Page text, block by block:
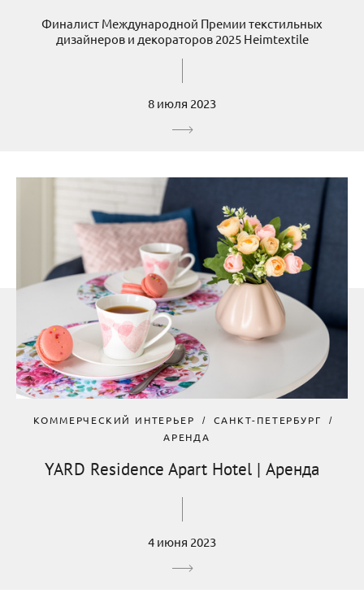
Финалист Международной Премии текстильных
дизайнеров и декораторов 2025 Heimtextile
8 июля 2023
КОММЕРЧЕСКИЙ ИНТЕРЬЕР
САНКТ-ПЕТЕРБУРГ
АРЕНДА
YARD Residence Apart Hotel | Аренда
4 июня 2023